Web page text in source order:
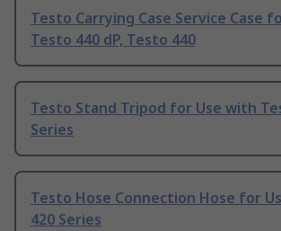
Testo Carrying Case Service Case
Testo 440 dP, Testo 440
Testo Stand Tripod for Use with
Series
Testo Hose Connection Hose for
420 Series